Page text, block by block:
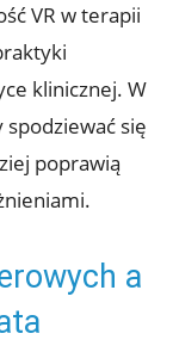
VR w⁣ terapii
klinicznej. W
się‌
⁤poprawią
​a